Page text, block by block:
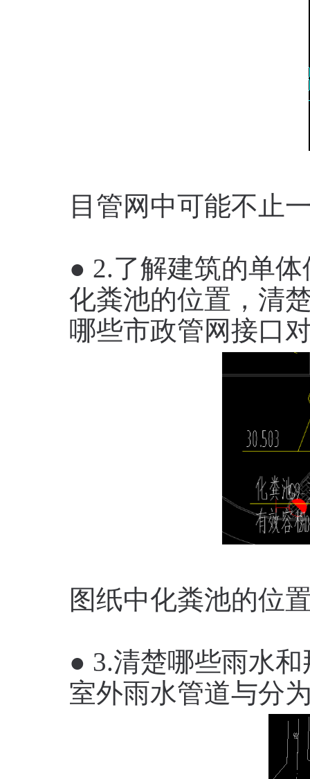
目管网中可能不止
● 2.了解建筑的单
化粪池的位置，清
哪些市政管网接口
图纸中化粪池的位
● 3.清楚哪些雨水
室外雨水管道与分